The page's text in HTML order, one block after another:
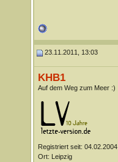
23.11.2011, 13:03
KHB1
Auf dem Weg zum Meer :)
Registriert seit: 04.02.2004
Ort: Leipzig